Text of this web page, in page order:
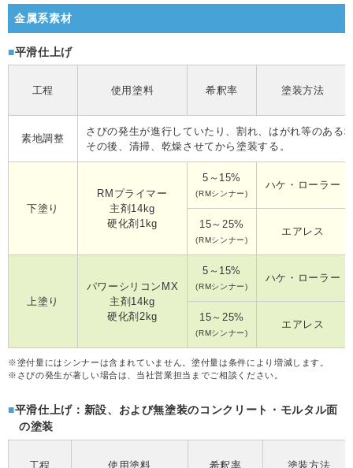
金属系素材
平滑仕上げ
工程 使用塗料 希釈率 塗装方法
素地調整
さびの発生が進行していたり、割れ、はがれ等のある
その後、清掃、乾燥させてから塗装する。
下塗り
RMプライマー
主剤14kg
硬化剤1kg
5～15%
(RMシンナー)
ハケ・ローラー
15～25%
(RMシンナー)
エアレス
上塗り
パワーシリコンMX
主剤14kg
硬化剤2kg
5～15%
(RMシンナー)
ハケ・ローラー
15～25%
(RMシンナー)
エアレス
※塗付量にはシンナーは含まれていません。塗付量は条件により増減します。
※ さびの発生が著しい場合は、当社営業担当までご相談ください。
平滑仕上げ：新設、および無塗装のコンクリート・モルタル面
の塗装
工程 使用塗料 希釈率 塗装方法